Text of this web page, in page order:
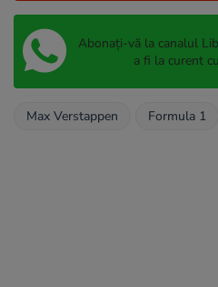
Abonați-vă la canalul
a fi la curent
Max Verstappen Formula 1